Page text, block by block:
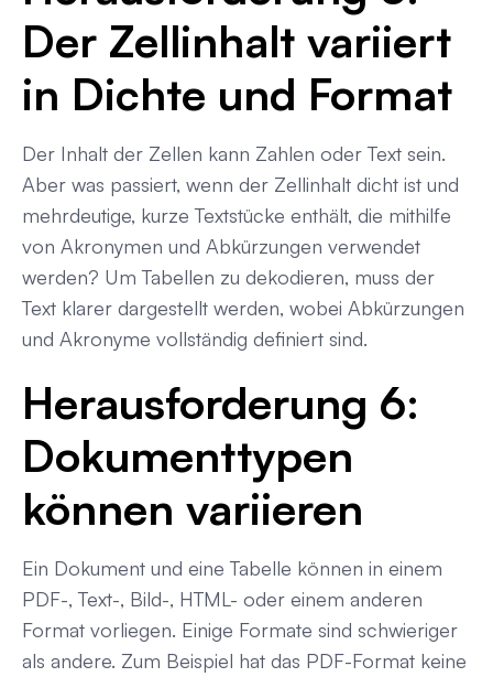
Der Zellinhalt variiert
in Dichte und Format
Der Inhalt der Zellen kann Zahlen oder Text sein.
Aber was passiert, wenn der Zellinhalt dicht ist und
mehrdeutige, kurze Textstücke enthält, die mithilfe
von Akronymen und Abkürzungen verwendet
werden? Um Tabellen zu dekodieren, muss der
Text klarer dargestellt werden, wobei Abkürzungen
und Akronyme vollständig definiert sind.
Herausforderung 6:
Dokumenttypen
können variieren
Ein Dokument und eine Tabelle können in einem
PDF-, Text-, Bild-, HTML- oder einem anderen
Format vorliegen. Einige Formate sind schwieriger
als andere. Zum Beispiel hat das PDF-Format keine